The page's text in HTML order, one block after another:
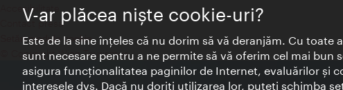
Accesibilitate
Contact presa
Setări module cookie
© Copyright Wien Tourismus
V-ar plăcea nişte cookie-uri?
Este de la sine înţeles că nu dorim să vă deranjăm. Cu toate
sunt necesare pentru a ne permite să vă oferim cel mai bun
asigura funcţionalitatea paginilor de Internet, evaluărilor şi
interesele dvs. Dacă nu doriţi utilizarea lor, puteţi schimba